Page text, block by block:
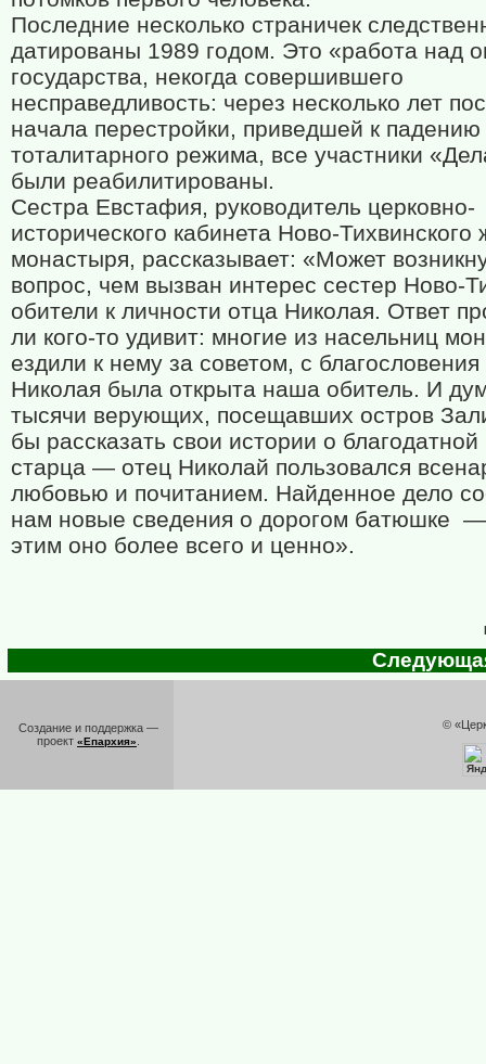
Последние несколько страничек
датированы 1989 годом. Это «работа над
государства, некогда совершившего
несправедливость: через несколько лет
начала перестройки, приведшей к падению
тоталитарного режима, все участники
были реабилитированы.
Сестра Евстафия, руководитель церковно-
исторического кабинета Ново-Тихвинского
монастыря, рассказывает: «Может
вопрос, чем вызван интерес сестер Ново-
обители к личности отца Николая. Ответ
ли кого-то удивит: многие из насельниц
ездили к нему за советом, с благословения
Николая была открыта наша обитель. И
тысячи верующих, посещавших остров
бы рассказать свои истории о
старца — отец Николай пользовался
любовью и почитанием. Найденное дело
нам новые сведения о дорогом батюшке —
этим оно более всего и ценно».
Создание и поддержка —
проект «Епархия»
©